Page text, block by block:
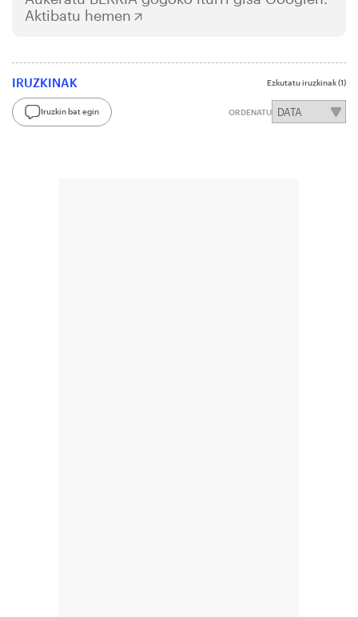
Aktibatu hemen
IRUZKINAK Ezkutatu iruzkinak(1)
Iruzkin bat egin ORDENATU